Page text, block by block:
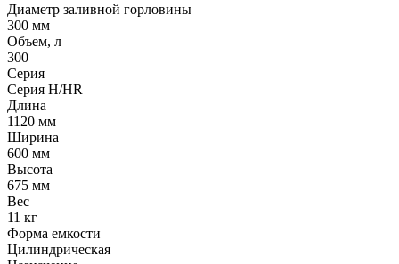
Диаметр заливной горловины
300 мм
Объем, л
300
Серия
Серия H/HR
Длина
1120 мм
Ширина
600 мм
Высота
675 мм
Вес
11 кг
Форма емкости
Цилиндрическая